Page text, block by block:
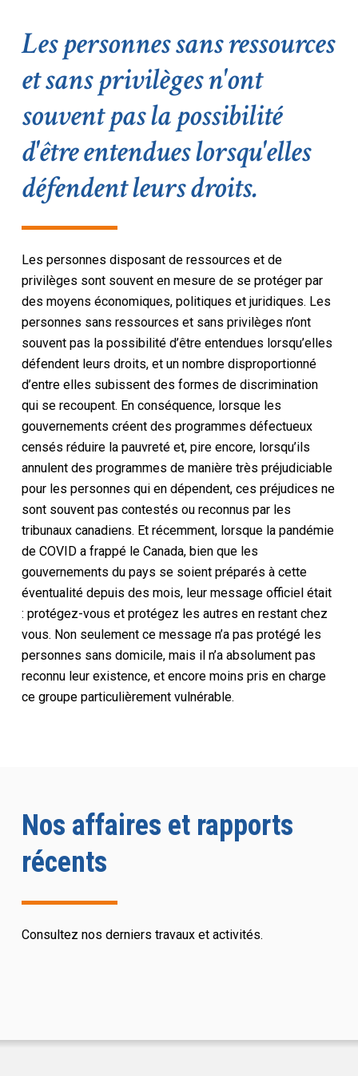
Les personnes sans ressources
et sans privilèges n'ont
souvent pas la possibilité
d'être entendues lorsqu'elles
défendent leurs droits.
Les personnes disposant de ressources et de
privilèges sont souvent en mesure de se protéger par
des moyens économiques, politiques et juridiques. Les
personnes sans ressources et sans privilèges n’ont
souvent pas la possibilité d’être entendues lorsqu’elles
défendent leurs droits, et un nombre disproportionné
d’entre elles subissent des formes de discrimination
qui se recoupent. En conséquence, lorsque les
gouvernements créent des programmes défectueux
censés réduire la pauvreté et, pire encore, lorsqu’ils
annulent des programmes de manière très préjudiciable
pour les personnes qui en dépendent, ces préjudices ne
sont souvent pas contestés ou reconnus par les
tribunaux canadiens. Et récemment, lorsque la pandémie
de COVID a frappé le Canada, bien que les
gouvernements du pays se soient préparés à cette
éventualité depuis des mois, leur message officiel était
: protégez-vous et protégez les autres en restant chez
vous. Non seulement ce message n’a pas protégé les
personnes sans domicile, mais il n’a absolument pas
reconnu leur existence, et encore moins pris en charge
ce groupe particulièrement vulnérable.
Nos affaires et rapports
récents
Consultez nos derniers travaux et activités.